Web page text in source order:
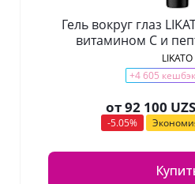
Гель вокруг глаз
витамином С и
LIKATO
+4 605
от92 100 UZS
-5.05%